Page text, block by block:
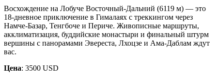
Восхождение на Лобуче Восточный-Дальний (6119 м) — это
18-дневное приключение в Гималаях с треккингом через
Намче-Базар, Тенгбоче и Периче. Живописные маршруты,
акклиматизация, буддийские монастыри и финальный штурм
вершины с панорамами Эвереста, Лхоцзе и Ама-Даблам ждут
вас.
Цена: 3500 USD